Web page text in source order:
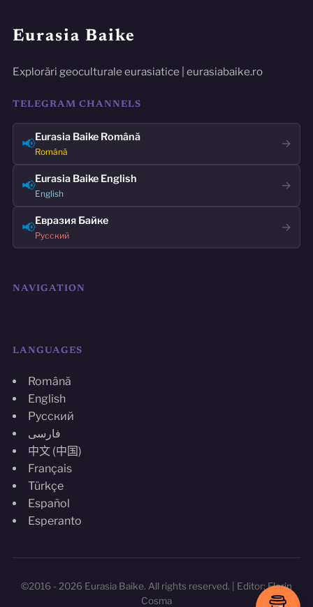
Eurasia Baike
Explorări geoculturale eurasiatice | eurasiabaike.ro
TELEGRAM CHANNELS
📢Eurasia Baike Română
Română
→
📢Eurasia Baike English
English
→
📢Евразия Байке
Русский
→
NAVIGATION
LANGUAGES
Română
English
Русский
فارسی
中文 (中国)
Français
Türkçe
Español
Esperanto
©2016 - 2026 Eurasia Baike. All rights reserved. | Editor: Florin
Cosma